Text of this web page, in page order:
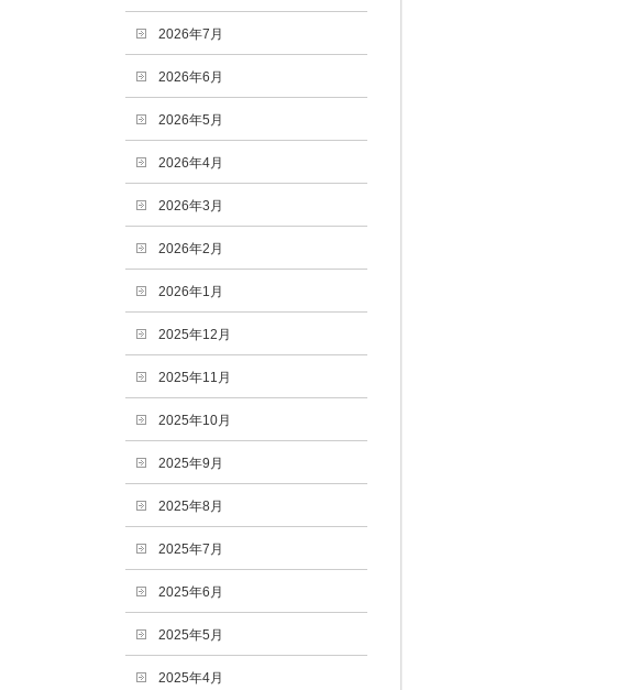
2026年7月
2026年6月
2026年5月
2026年4月
2026年3月
2026年2月
2026年1月
2025年12月
2025年11月
2025年10月
2025年9月
2025年8月
2025年7月
2025年6月
2025年5月
2025年4月